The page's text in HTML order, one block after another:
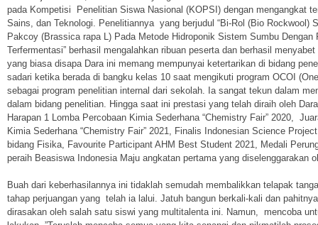
pada Kompetisi Penelitian Siswa Nasional (KOPSI) dengan mengangkat
Sains, dan Teknologi. Penelitiannya yang berjudul “Bi-Rol (Bio Rockwool)
Pakcoy (Brassica rapa L) Pada Metode Hidroponik Sistem Sumbu Dengan
Terfermentasi” berhasil mengalahkan ribuan peserta dan berhasil
yang biasa disapa Dara ini memang mempunyai ketertarikan di bidang
sadari ketika berada di bangku kelas 10 saat mengikuti program OCOI
sebagai program penelitian internal dari sekolah. Ia sangat tekun dalam
dalam bidang penelitian. Hingga saat ini prestasi yang telah diraih oleh
Harapan 1 Lomba Percobaan Kimia Sederhana “Chemistry Fair” 2020,
Kimia Sederhana “Chemistry Fair” 2021, Finalis Indonesian Science
bidang Fisika, Favourite Participant AHM Best Student 2021, Medali
peraih Beasiswa Indonesia Maju angkatan pertama yang diselenggarakan
Buah dari keberhasilannya ini tidaklah semudah membalikkan telapak
tahap perjuangan yang telah ia lalui. Jatuh bangun berkali-kali dan
dirasakan oleh salah satu siswi yang multitalenta ini. Namun, mencoba